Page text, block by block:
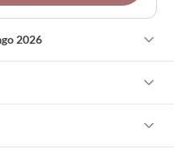
2026